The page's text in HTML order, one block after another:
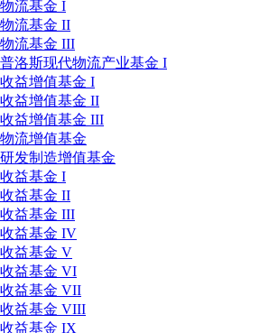
流基金 I
流基金 II
流基金 III
洛斯现代物流产业基金 I
益增值基金 I
益增值基金 II
益增值基金 III
流增值基金
发制造增值基金
益基金 I
益基金 II
益基金 III
益基金 IV
益基金 V
益基金 VI
益基金 VII
益基金 VIII
益基金 IX